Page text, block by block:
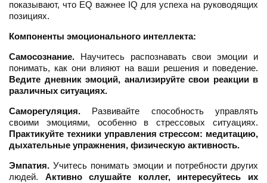
показывают, что EQ важнее IQ для успеха на руководящих
позициях.
Компоненты эмоционального интеллекта:
Самосознание. Научитесь распознавать свои эмоции и
понимать, как они влияют на ваши решения и поведение.
Ведите дневник эмоций, анализируйте свои реакции в
различных ситуациях.
Саморегуляция. Развивайте способность управлять
своими эмоциями, особенно в стрессовых ситуациях.
Практикуйте техники управления стрессом: медитацию,
дыхательные упражнения, физическую активность.
Эмпатия. Учитесь понимать эмоции и потребности других
людей. Активно слушайте коллег, интересуйтесь их